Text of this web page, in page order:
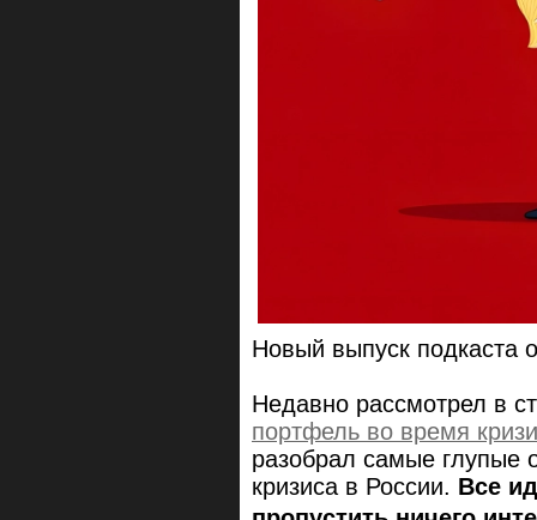
Новый выпуск подкаста
Недавно рассмотрел в
портфель во время
разобрал самые глупые
кризиса в России. Все